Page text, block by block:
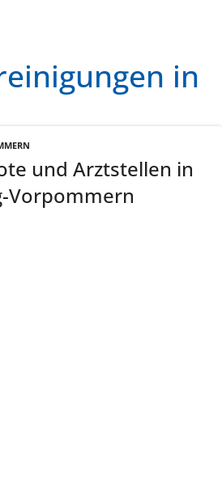
in
und Arztstellen in
Vorpommern